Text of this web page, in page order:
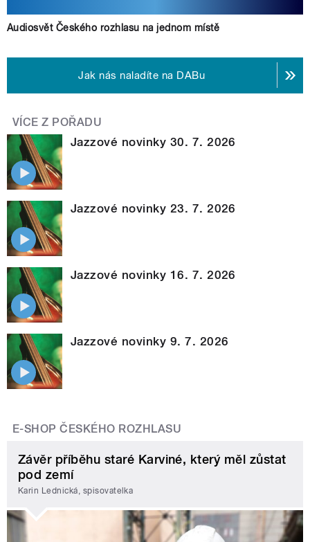
Audiosvět Českého rozhlasu na jednom místě
Jak nás naladíte na DABu
VÍCE Z POŘADU
Jazzové novinky 30. 7. 2026
Jazzové novinky 23. 7. 2026
Jazzové novinky 16. 7. 2026
Jazzové novinky 9. 7. 2026
E-SHOP ČESKÉHO ROZHLASU
Závěr příběhu staré Karviné, který měl zůstat
pod zemí
Karin Lednická, spisovatelka